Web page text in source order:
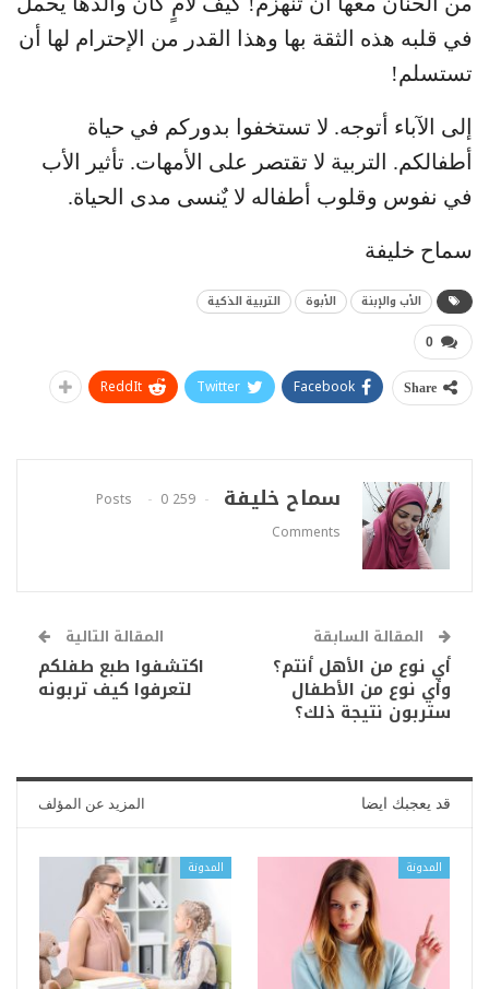
في قلبه هذه الثقة بها وهذا القدر من الإحترام لها أن
تستسلم!
إلى الآباء أتوجه. لا تستخفوا بدوركم في حياة
أطفالكم. التربية لا تقتصر على الأمهات. تأثير الأب
في نفوس وقلوب أطفاله لا يٌنسى مدى الحياة.
سماح خليفة
الأب والإبنة الأبوة التربية الذكية
0
Share
Facebook
Twitter
ReddIt
سماح خليفة 259 Posts
0
Comments
المقالة السابقة
أي نوع من الأهل أنتم؟
وأي نوع من الأطفال
ستربون نتيجة ذلك؟
المقالة التالية
اكتشفوا طبع طفلكم
لتعرفوا كيف تربونه
قد يعجبك ايضا المزيد عن المؤلف
المدونة المدونة